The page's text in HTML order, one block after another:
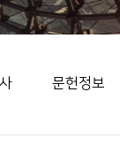
문헌정보